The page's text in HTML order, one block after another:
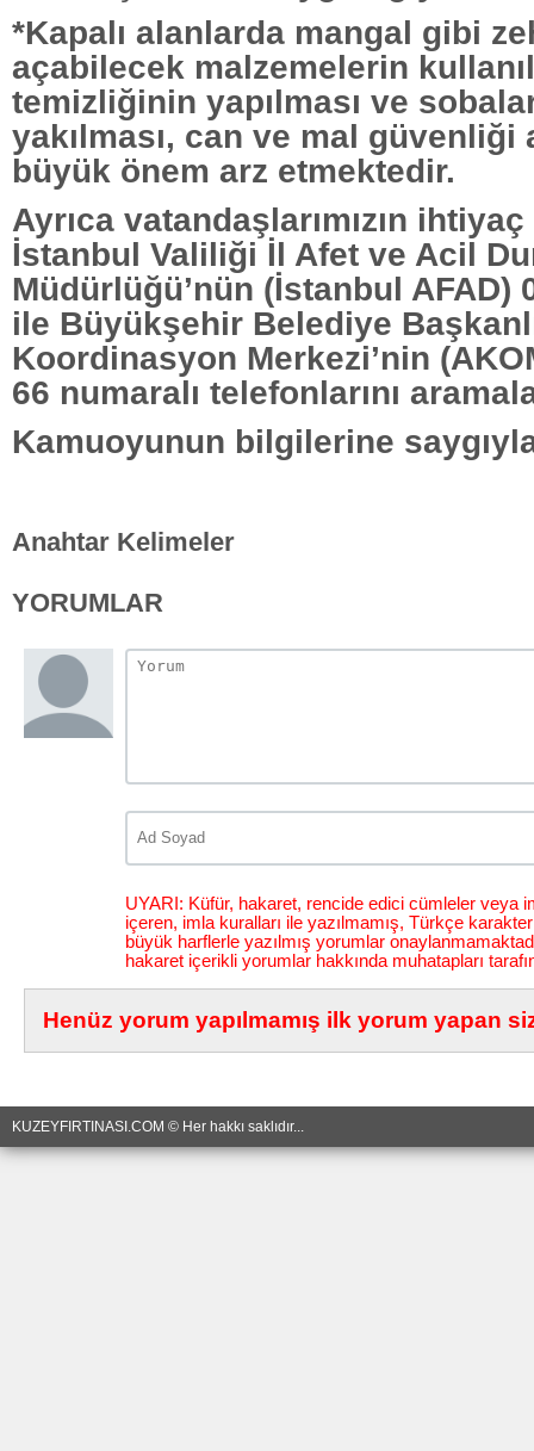
*Kapalı alanlarda mangal gibi
açabilecek malzemelerin
temizliğinin yapılması ve
yakılması, can ve mal güvenliği
büyük önem arz etmektedir.
Ayrıca vatandaşlarımızın
İstanbul Valiliği İl Afet ve Acil
Müdürlüğü’nün (İstanbul AFAD)
ile Büyükşehir Belediye
Koordinasyon Merkezi’nin
66 numaralı telefonlarını
Kamuoyunun bilgilerine
Anahtar Kelimeler
YORUMLAR
UYARI: Küfür, hakaret, rencide edici cümleler veya
içeren, imla kuralları ile yazılmamış, Türkçe
büyük harflerle yazılmış yorumlar
hakaret içerikli yorumlar hakkında muhatapları
Henüz yorum yapılmamış ilk yorum yapan
KUZEYFIRTINASI.COM © Her hakkı saklıdır...